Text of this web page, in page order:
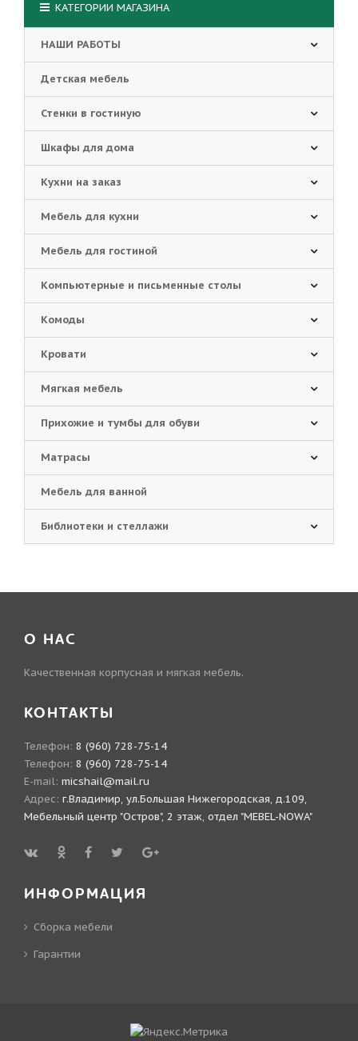
КАТЕГОРИИ МАГАЗИНА
НАШИ РАБОТЫ
Детская мебель
Стенки в гостиную
Шкафы для дома
Кухни на заказ
Мебель для кухни
Мебель для гостиной
Компьютерные и письменные столы
Комоды
Кровати
Мягкая мебель
Прихожие и тумбы для обуви
Матрасы
Мебель для ванной
Библиотеки и стеллажи
О НАС
Качественная корпусная и мягкая мебель.
КОНТАКТЫ
Телефон: 8 (960) 728-75-14
Телефон: 8 (960) 728-75-14
E-mail: micshail@mail.ru
Адрес: г.Владимир, ул.Большая Нижегородская, д.109,
Мебельный центр "Остров", 2 этаж, отдел "MEBEL-NOWA"
ИНФОРМАЦИЯ
Сборка мебели
Гарантии